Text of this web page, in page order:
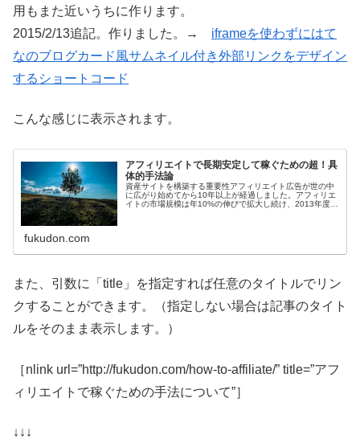
用もまた近いうちに作ります。
2015/2/13追記。作りました。→ iframeを使わずにはて
なのブログカード風サムネイル付き外部リンクをデザイン
するショートコード
こんな感じに表示されます。
アフィリエイトで長期安定して稼ぐための超！具
体的手法論
資産サイトを構築する重要性アフィリエイト広告が世の中
に広がり始めてから10年以上が経過しました。アフィリエ
イトの市場規模は年10%の伸びで拡大し続け、2013年度の
fukudon.com
また、引数に「title」を指定すれば任意のタイトルでリン
クすることができます。（指定しない場合は記事のタイト
ルをそのまま表示します。）
［nlink url=”http://fukudon.com/how-to-affiliate/” title=”アフ
ィリエイトで稼ぐための手法について”］
↓↓↓